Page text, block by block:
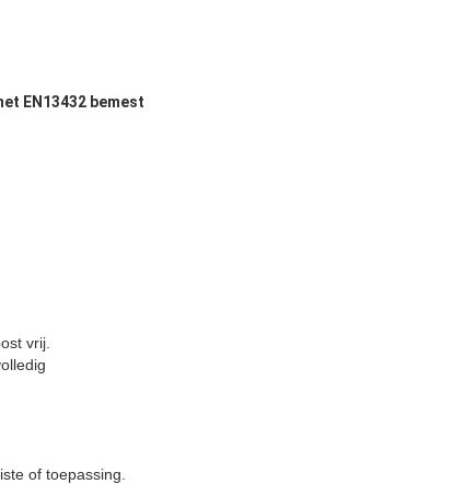
EN13432 bemest
vrij.
of toepassing.